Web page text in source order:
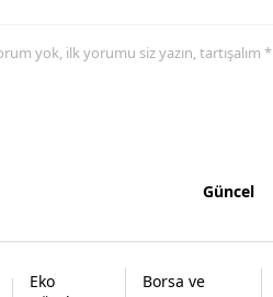
yok, ilk yorumu siz yazın, tartışalım *
Güncel
Eko
Borsa ve